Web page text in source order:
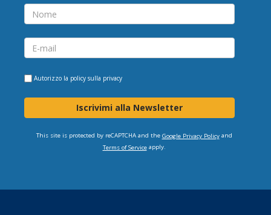
Autorizzo la policy sulla privacy
Iscrivimi alla Newsletter
This site is protected by reCAPTCHA and the Google Privacy Policyand
Terms of Serviceapply.